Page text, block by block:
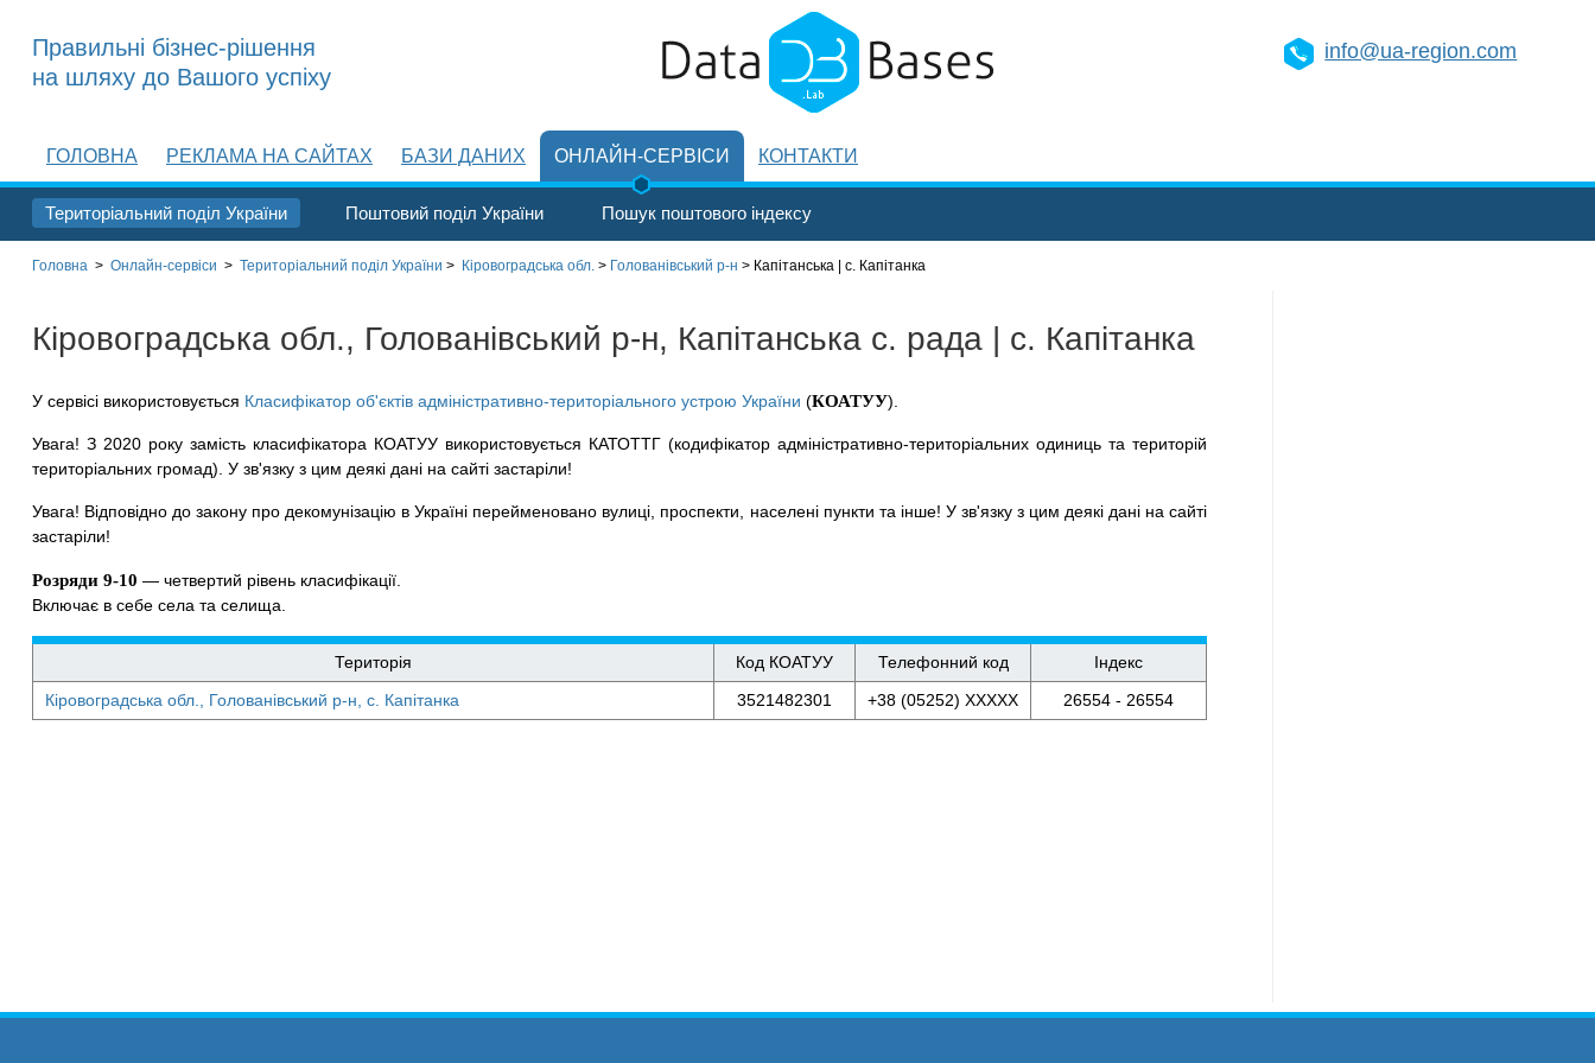
info@ua-region.com
Правильні бізнес-рішення
на шляху до Вашого успіху
ГОЛОВНА РЕКЛАМА НА САЙТАХ БАЗИ ДАНИХ ОНЛАЙН-СЕРВІСИ
Територіальний поділ України Поштовий поділ України Пошук поштового індексу
КОНТАКТИ
Головна > Онлайн-сервіси > Територіальний поділ України > Кіровоградська обл. > Голованівський р-н > Капітанська | с. Капітанка
Кіровоградська обл., Голованівський р-н, Капітанська с. рада | с. Капітанка
У сервісі використовується Класифікатор об'єктів адміністративно-територіального устрою України (КОАТУУ).
Увага! З 2020 року замість класифікатора КОАТУУ використовується КАТОТТГ (кодифікатор адміністративно-територіальних одиниць та територій
територіальних громад). У зв'язку з цим деякі дані на сайті застаріли!
Увага! Відповідно до закону про декомунізацію в Україні перейменовано вулиці, проспекти, населені пункти та інше! У зв'язку з цим деякі дані на сайті
застаріли!
Розряди 9-10 — четвертий рівень класифікації.
Включає в себе села та селища.
Територія Код КОАТУУ Телефонний код
Індекс
Кіровоградська обл., Голованівський р-н, с. Капітанка
3521482301 +38 (05252) XXXXX 26554 - 26554